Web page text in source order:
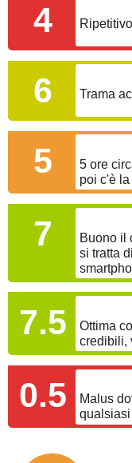
4
6 Trama
5
5 ore
poi c'è
7
Buono il
si tratta
7.5
Ottima
credibili,
0.5
Malus